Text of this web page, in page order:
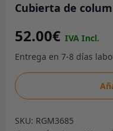
Cubierta de
52.00€
Cubierta
de
A
SKU: RGM3685